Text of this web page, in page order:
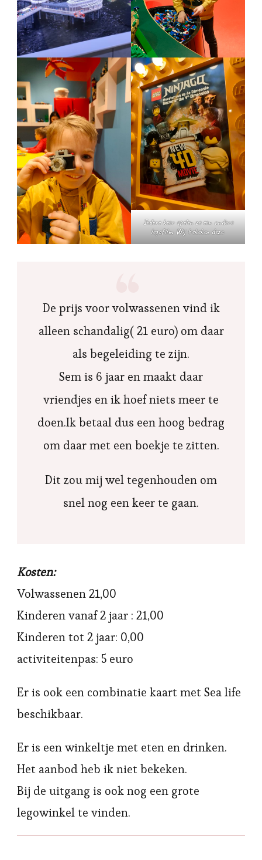
Iedere keer spelen ze een andere
legofilm. Wij bekeken deze.
De prijs voor volwassenen vind ik
alleen schandalig( 21 euro) om daar
als begeleiding te zijn.
Sem is 6 jaar en maakt daar
vriendjes en ik hoef niets meer te
doen.Ik betaal dus een hoog bedrag
om daar met een boekje te zitten.
Dit zou mij wel tegenhouden om
snel nog een keer te gaan.
Kosten:
Volwassenen 21,00
Kinderen vanaf 2 jaar : 21,00
Kinderen tot 2 jaar: 0,00
activiteitenpas: 5 euro
Er is ook een combinatie kaart met Sea life
beschikbaar.
Er is een winkeltje met eten en drinken.
Het aanbod heb ik niet bekeken.
Bij de uitgang is ook nog een grote
legowinkel te vinden.